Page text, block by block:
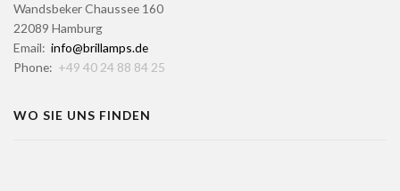
Wandsbeker Chaussee 160
22089 Hamburg
Email: info@brillamps.de
Phone: +49 40 24 88 84 25
WO SIE UNS FINDEN